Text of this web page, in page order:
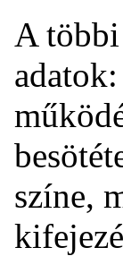
A
színe,